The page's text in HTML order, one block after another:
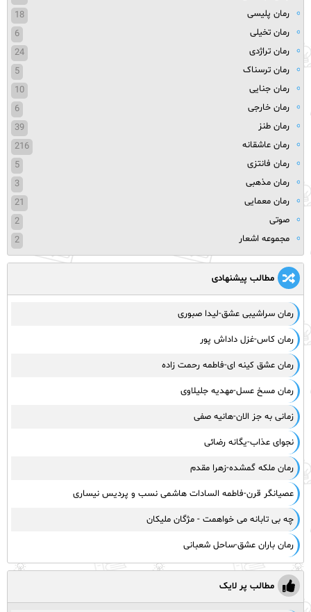
رمان پلیسی
18
رمان تخیلی
6
رمان تراژدی
24
رمان ترسناک
5
رمان جنایی
10
رمان خارجی
6
رمان طنز
39
رمان عاشقانه
216
رمان فانتزی
5
رمان مذهبی
3
رمان معمایی
21
صوتی
2
مجموعه اشعار
2
مطالب پیشنهادی
رمان سراشیبی عشق-لیدا صبوری
رمان کاس-غزل داداش پور
رمان عشق کینه ای-فاطمه رحمت زاده
رمان مسخ عسل-مهدیه جلیلاوی
زمانی به جز الان-هانیه صفی
نجوای عذاب-یگانه رضائی
رمان ملکه گمشده-زهرا مقدم
عصیانگر قرن-فاطمه السادات هاشمی نسب و پردیس نیساری
چه بی تابانه می خواهمت - مژگان ملیکان
رمان باران عشق-ساحل شعبانی
مطالب پر لایک